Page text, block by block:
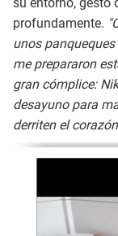
profundamente.
unos
me prepararon
gran cómplice:
desayuno para
derriten el